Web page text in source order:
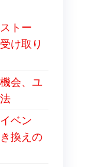
トー
け取り
会、ユ
ベン
換えの